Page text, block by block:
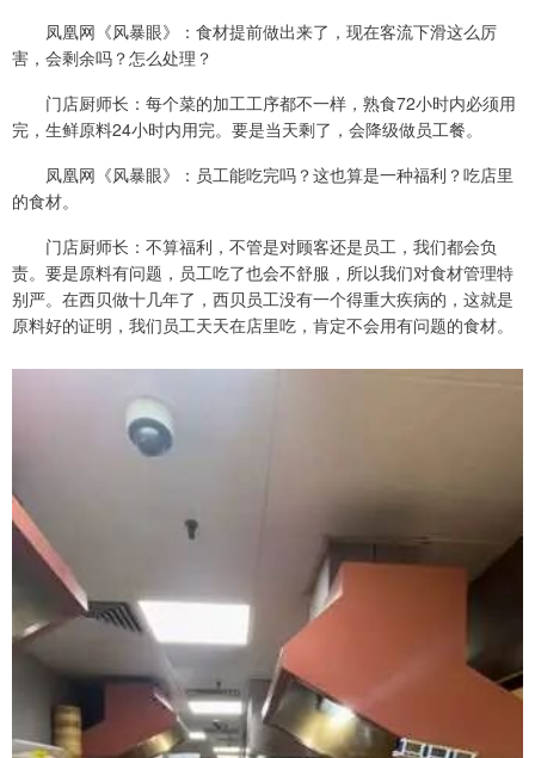
凤凰网《风暴眼》：食材提前做出来了，现在客流下滑这么厉
害，会剩余吗？怎么处理？
门店厨师长：每个菜的加工工序都不一样，熟食72小时内必须用
完，生鲜原料24小时内用完。要是当天剩了，会降级做员工餐。
凤凰网《风暴眼》：员工能吃完吗？这也算是一种福利？吃店里
的食材。
门店厨师长：不算福利，不管是对顾客还是员工，我们都会负
责。要是原料有问题，员工吃了也会不舒服，所以我们对食材管理特
别严。在西贝做十几年了，西贝员工没有一个得重大疾病的，这就是
原料好的证明，我们员工天天在店里吃，肯定不会用有问题的食材。